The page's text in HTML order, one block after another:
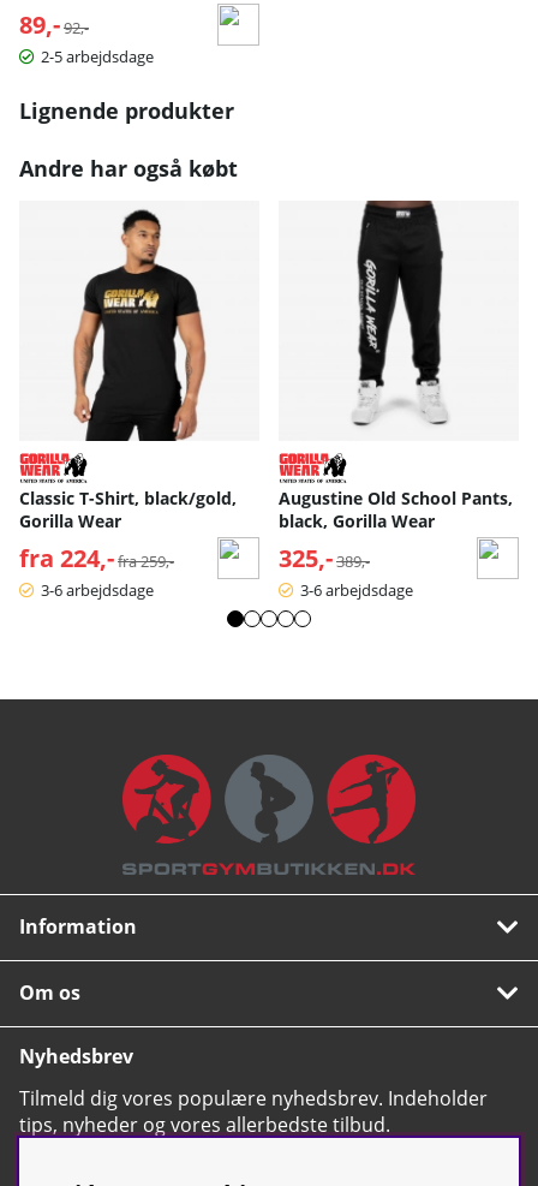
89,- Normalpris:
92,-
2-5 arbejdsdage
Lignende produkter
Andre har også købt
Classic T-Shirt, black/gold,
Gorilla Wear
fra 224,- Normalpris:
fra 259,-
3-6 arbejdsdage
Augustine Old School Pants,
black, Gorilla Wear
325,- Normalpris:
389,-
3-6 arbejdsdage
Information
Om os
Nyhedsbrev
Tilmeld dig vores populære nyhedsbrev. Indeholder
tips, nyheder og vores allerbedste tilbud.